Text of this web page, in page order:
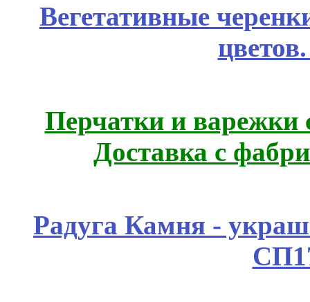
Вегетативные
Перчатки и варежки
Доставка с
Радуга Камня -